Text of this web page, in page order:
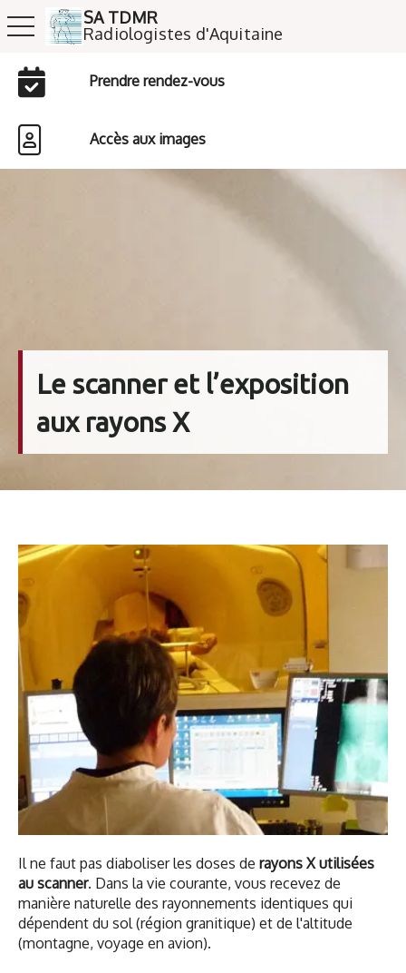
SA TDMR
​​​​​​​Radiologistes d'Aquitaine
toggle navigation
Prendre rendez-vous
Accès aux images
Le scanner et l’exposition
aux rayons X
Il ne faut pas diaboliser les doses de rayons X utilisées
au scanner. Dans la vie courante, vous recevez de
manière naturelle des rayonnements identiques qui
dépendent du sol (région granitique) et de l'altitude
(montagne, voyage en avion).